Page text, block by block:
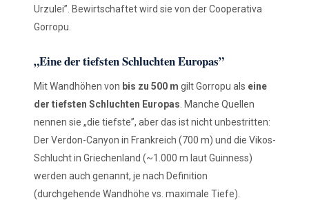
Urzulei”. Bewirtschaftet wird sie von der Cooperativa
Gorropu.
„Eine der tiefsten Schluchten Europas”
Mit Wandhöhen von bis zu 500 m gilt Gorropu als eine
der tiefsten Schluchten Europas . Manche Quellen
nennen sie „die tiefste”, aber das ist nicht unbestritten:
Der Verdon-Canyon in Frankreich (700 m) und die Vikos-
Schlucht in Griechenland (~1.000 m laut Guinness)
werden auch genannt, je nach Definition
(durchgehende Wandhöhe vs. maximale Tiefe).